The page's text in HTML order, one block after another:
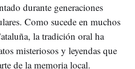
durante generaciones
Como sucede en muchos
la tradición oral ha
misteriosos y leyendas que
de la memoria local.